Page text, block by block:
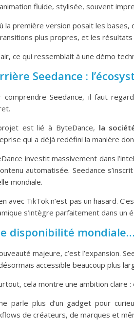
fluide, stylisée, souvent
la première version posait les
plus propres, et les
ce qui ressemblait à une démo
Seedance :
comprendre Seedance, il faut
est lié à ByteDance, la
qui a déjà redéfini la manière
investit massivement dans
automatisée. Seedance
mondiale.
avec TikTok n’est pas un hasard.
s’intègre parfaitement dans un
disponibilité
majeure, c’est l’expansion.
accessible beaucoup plus
cela montre une ambition claire
parle plus d’un gadget pour
de créateurs, de marques et